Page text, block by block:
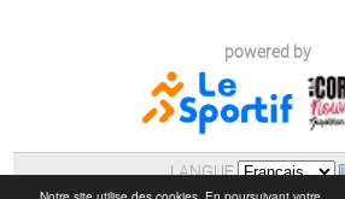
powered by
LANGUE